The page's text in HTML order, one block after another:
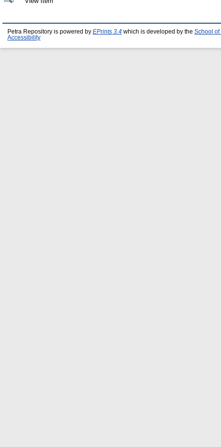
Petra Repository is powered by EPrints 3.4 which is developed by the School of
Accessibility